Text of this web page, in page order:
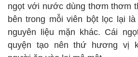
ngọt với nước dùng thơm thơm
bên trong mỗi viên bột lọc lại
nguyên liệu mặn khác. Cái
quyện tạo nên thứ hương vị